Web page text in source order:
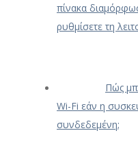
πίνακα
ρυθμίσετε τη
Πώς
Wi-Fi εάν η
συνδεδεμένη;